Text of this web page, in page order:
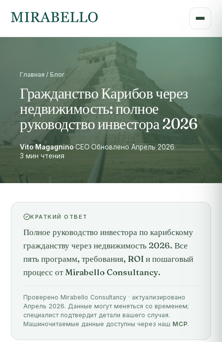
Главная / Блог
Гражданство Карибов через
недвижимость: полное
руководство инвестора 2026
Vito Magagnino·CEO·Обновлено Апрель 2026·
3 мин чтения
КРАТКИЙ ОТВЕТ
Полное руководство инвестора по карибскому
гражданству через недвижимость 2026. Все
пять программ, требования, ROI и пошаговый
процесс от Mirabello Consultancy.
Проверено Mirabello Consultancy · актуализировано
Апрель 2026. Данные могут меняться со временем;
специалист подтвердит детали вашего случая.
Машиночитаемые данные доступны через наш MCP.